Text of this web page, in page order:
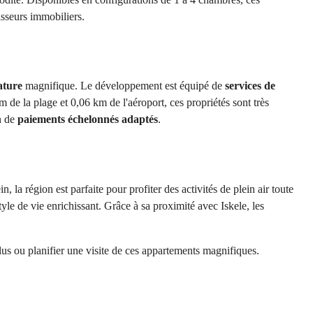
immobiliers.
magnifique. Le développement est équipé de services de
la plage et 0,06 km de l'aéroport, ces propriétés sont très
de paiements échelonnés adaptés.
la région est parfaite pour profiter des activités de plein air toute
de vie enrichissant. Grâce à sa proximité avec Iskele, les
ou planifier une visite de ces appartements magnifiques.